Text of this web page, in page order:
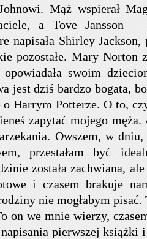
Mąż wspierał
a Tove Jansson –
napisała Shirley
pozostałe. Mary Norton
swoim
jest dziś bardzo bogata,
o Harrym Potterze. O to,
zapytać mojego
Owszem, w
przestałam być
została zachwiana,
i czasem brakuje
nie mogłabym pisać.
on we mnie wierzy,
napisania pierwszej książki